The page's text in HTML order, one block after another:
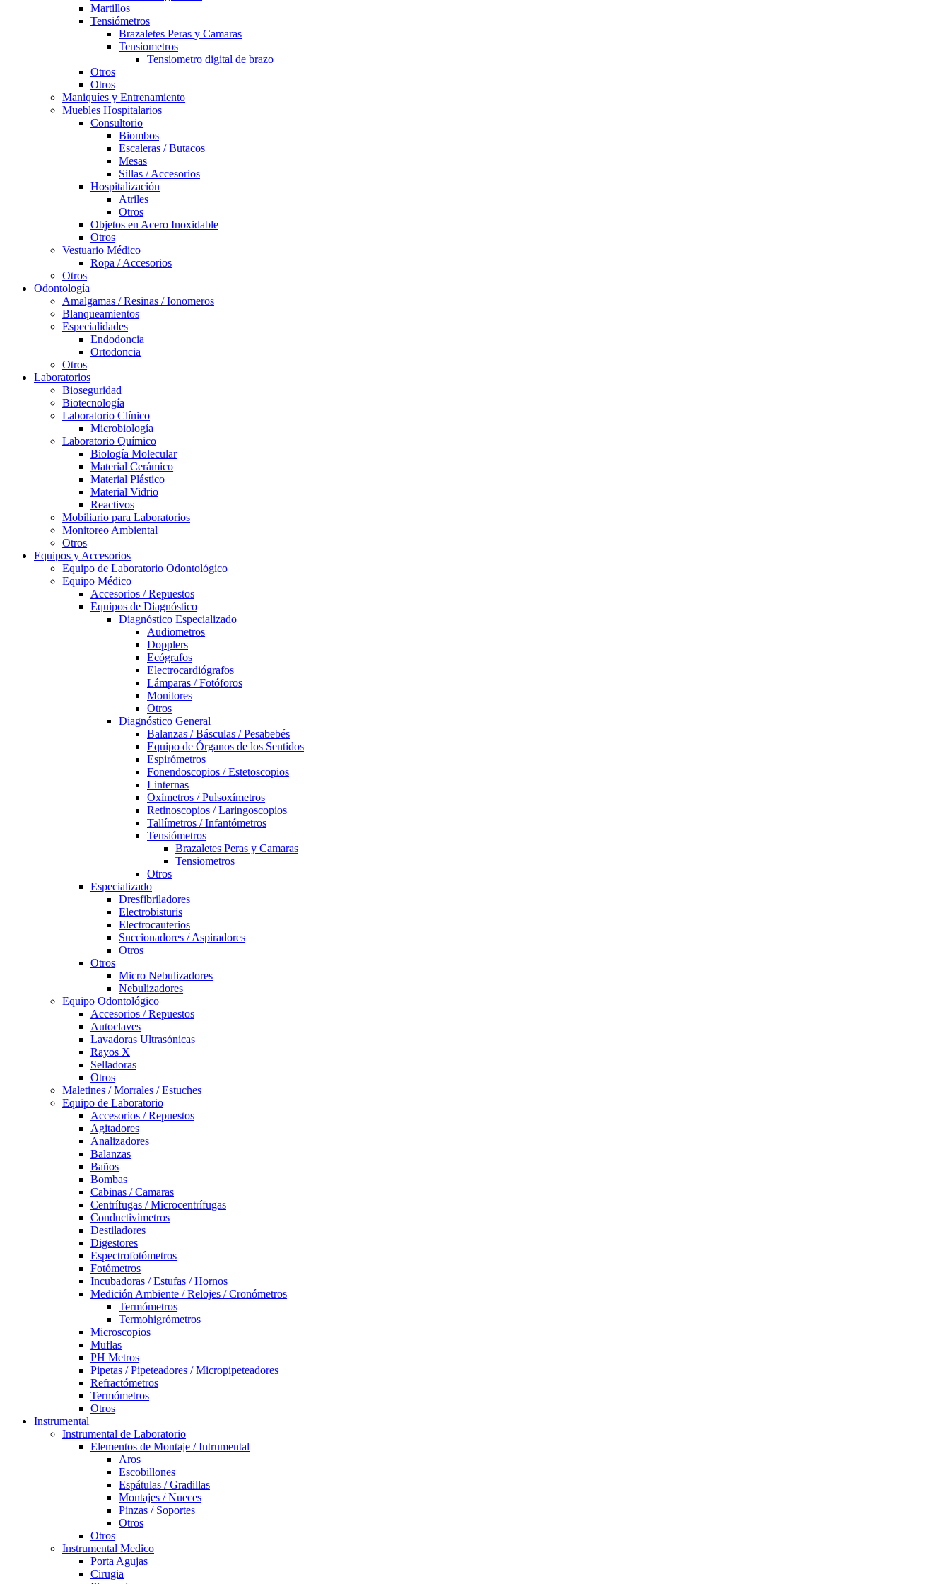
Martillos
Tensiómetros
Brazaletes Peras y Camaras
Tensiometros
Tensiometro digital de brazo
Otros
Otros
Maniquíes y Entrenamiento
Muebles Hospitalarios
Consultorio
Biombos
Escaleras / Butacos
Mesas
Sillas / Accesorios
Hospitalización
Atriles
Otros
Objetos en Acero Inoxidable
Otros
Vestuario Médico
Ropa / Accesorios
Otros
Odontología
Amalgamas / Resinas / Ionomeros
Blanqueamientos
Especialidades
Endodoncia
Ortodoncia
Otros
Laboratorios
Bioseguridad
Biotecnología
Laboratorio Clínico
Microbiología
Laboratorio Químico
Biología Molecular
Material Cerámico
Material Plástico
Material Vidrio
Reactivos
Mobiliario para Laboratorios
Monitoreo Ambiental
Otros
Equipos y Accesorios
Equipo de Laboratorio Odontológico
Equipo Médico
Accesorios / Repuestos
Equipos de Diagnóstico
Diagnóstico Especializado
Audiometros
Dopplers
Ecógrafos
Electrocardiógrafos
Lámparas / Fotóforos
Monitores
Otros
Diagnóstico General
Balanzas / Básculas / Pesabebés
Equipo de Órganos de los Sentidos
Espirómetros
Fonendoscopios / Estetoscopios
Linternas
Oxímetros / Pulsoxímetros
Retinoscopios / Laringoscopios
Tallímetros / Infantómetros
Tensiómetros
Brazaletes Peras y Camaras
Tensiometros
Otros
Especializado
Dresfibriladores
Electrobisturis
Electrocauterios
Succionadores / Aspiradores
Otros
Otros
Micro Nebulizadores
Nebulizadores
Equipo Odontológico
Accesorios / Repuestos
Autoclaves
Lavadoras Ultrasónicas
Rayos X
Selladoras
Otros
Maletines / Morrales / Estuches
Equipo de Laboratorio
Accesorios / Repuestos
Agitadores
Analizadores
Balanzas
Baños
Bombas
Cabinas / Camaras
Centrífugas / Microcentrífugas
Conductivimetros
Destiladores
Digestores
Espectrofotómetros
Fotómetros
Incubadoras / Estufas / Hornos
Medición Ambiente / Relojes / Cronómetros
Termómetros
Termohigrómetros
Microscopios
Muflas
PH Metros
Pipetas / Pipeteadores / Micropipeteadores
Refractómetros
Termómetros
Otros
Instrumental
Instrumental de Laboratorio
Elementos de Montaje / Intrumental
Aros
Escobillones
Espátulas / Gradillas
Montajes / Nueces
Pinzas / Soportes
Otros
Otros
Instrumental Medico
Porta Agujas
Cirugia